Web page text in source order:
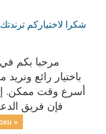
شكرا لاختياركم
مرحبا بكم
باختيار رائع
أسرع وقت ممكن.
»